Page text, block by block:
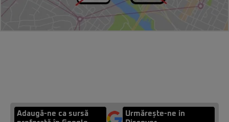
Adaugă-ne ca sursă
Urmărește-ne in